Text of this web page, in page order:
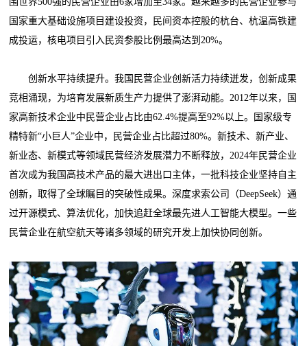
国家重大基础设施项目建设投资，民间资本控股的杭台、杭温高铁建
成投运，核电项目引入民资参股比例最高达到20%。
创新水平持续提升。我国民营企业创新活力持续迸发，创新成果
竞相涌现，为培育发展新质生产力提供了澎湃动能。2012年以来，国
家高新技术企业中民营企业占比由62.4%提高至92%以上。国家级专
精特新“小巨人”企业中，民营企业占比超过80%。新技术、新产业、
新业态、新模式等领域民营经济发展潜力不断释放，2024年民营企业
首次成为我国高技术产品的最大进出口主体，一批科技企业坚持自主
创新，取得了全球瞩目的突破性成果。深度求索公司（DeepSeek）通
过开源模式、算法优化，加快追赶全球最先进人工智能大模型。一些
民营企业在航空航天等诸多领域的研究开发上加快协同创新。